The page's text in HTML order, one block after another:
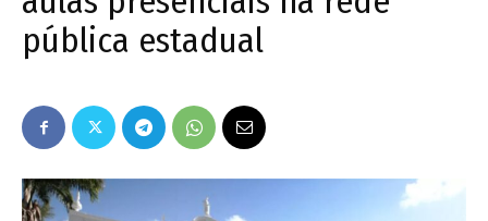
Popular
pública estadual